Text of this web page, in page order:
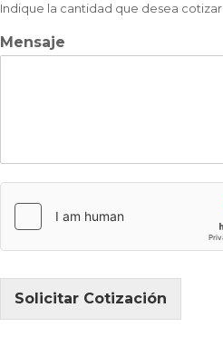
Indique la cantidad que desea cotizar
Mensaje
Solicitar Cotización